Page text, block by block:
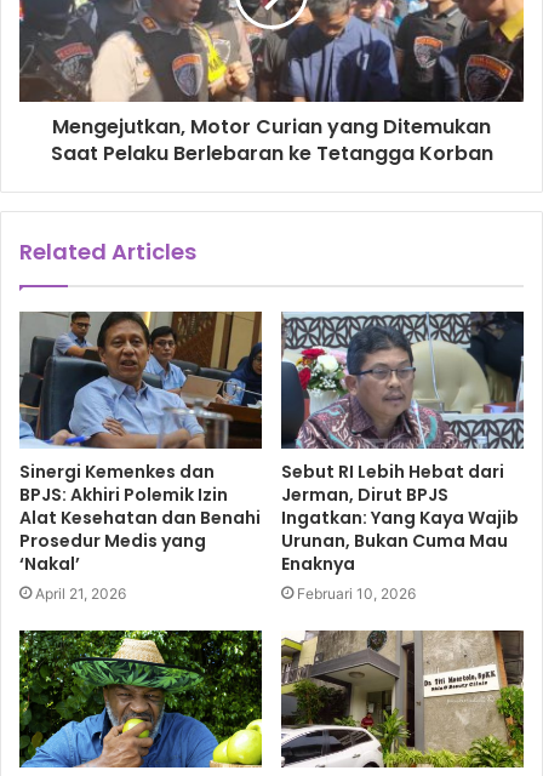
Mengejutkan, Motor Curian yang Ditemukan
Saat Pelaku Berlebaran ke Tetangga Korban
Related Articles
Sinergi Kemenkes dan
BPJS: Akhiri Polemik Izin
Alat Kesehatan dan Benahi
Prosedur Medis yang
‘Nakal’
April 21, 2026
Sebut RI Lebih Hebat dari
Jerman, Dirut BPJS
Ingatkan: Yang Kaya Wajib
Urunan, Bukan Cuma Mau
Enaknya
Februari 10, 2026